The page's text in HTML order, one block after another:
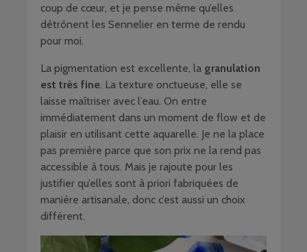
coup de cœur, et je pense même qu’elles
détrônent les Sennelier en terme de rendu
pour moi.
La pigmentation est excellente, la granulation
est très fine . La texture onctueuse, elle se
laisse maîtriser avec l’eau. On entre
immédiatement dans un moment de flow et de
plaisir en utilisant cette aquarelle. Je ne la place
pas première parce que son prix ne la rend pas
accessible à tous. Mais je rajoute pour les
justifier qu’elles sont à priori fabriquées de
manière artisanale, donc c’est aussi un choix
différent.